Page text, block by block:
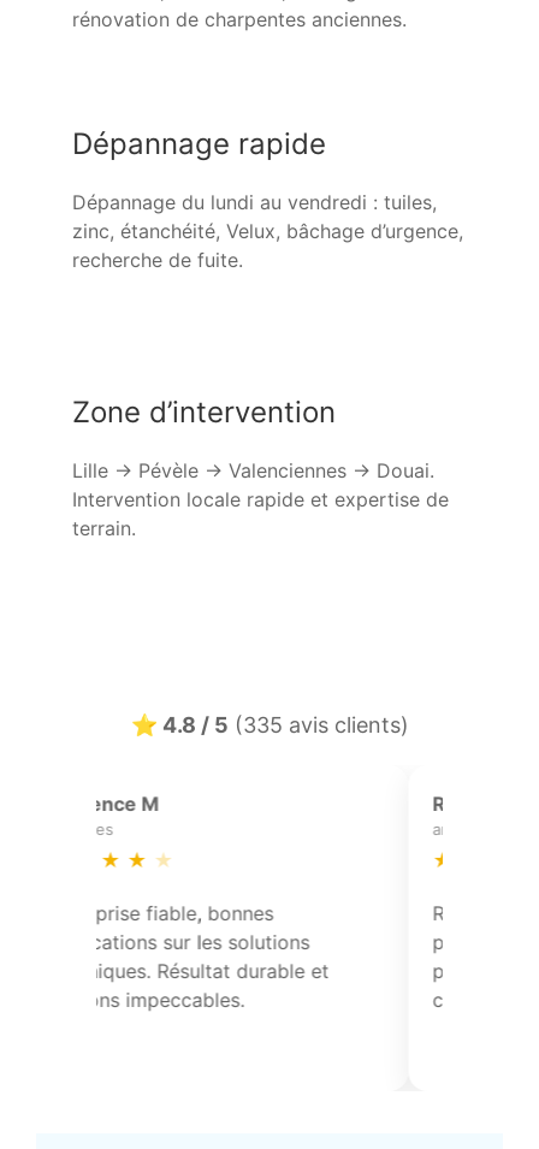
rénovation de charpentes anciennes.
Dépannage rapide
Dépannage du lundi au vendredi : tuiles,
zinc, étanchéité, Velux, bâchage d’urgence,
recherche de fuite.
Zone d’intervention
Lille → Pévèle → Valenciennes → Douai.
Intervention locale rapide et expertise de
terrain.
⭐ 4.8 / 5 (335 avis clients)
toiture avec
des
propre et
Réfection partielle de toiture avec
pose de solins et contrôle des
points singuliers. Travail propre et
conforme.